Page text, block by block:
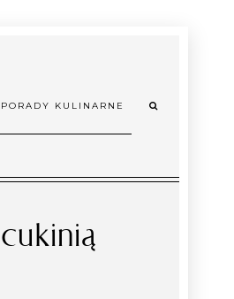
PORADY KULINARNE